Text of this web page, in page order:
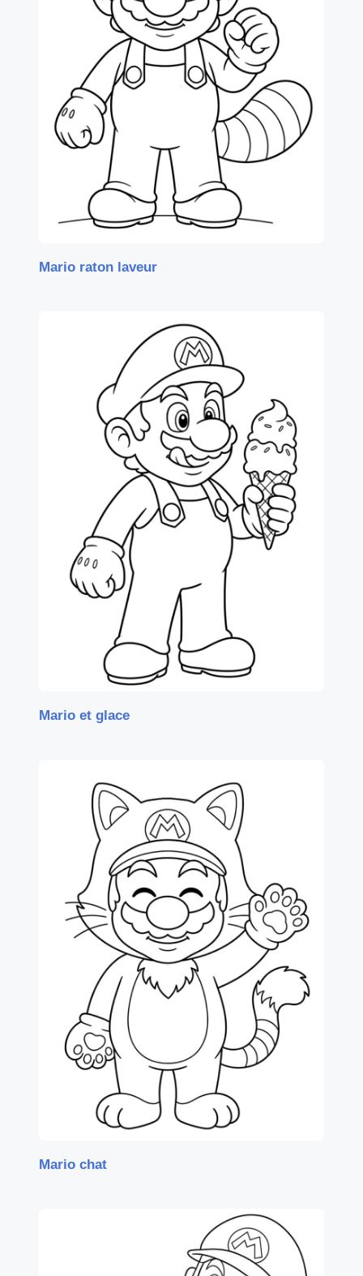
Mario raton laveur
Mario et glace
Mario chat